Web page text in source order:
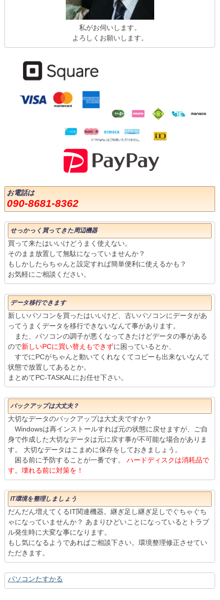
私がお伺いします。
よろしくお願いします。
お電話は
090-8681-8362
せっかっく買ってきた周辺機器
買って来たはいいけどうまく使えない。
そのまま放置して無駄になっていませんか？
もしかしたらちゃんと設定すれば簡単便利に使えるかも？
お気軽にご相談ください。
データ移行できます
新しいパソコンを買ったはいいけど、古いパソコンにデータがあ
ってうまくデータを移行できないなんて事があります。
また、パソコンの調子が悪くなってきたけどデータの事がある
ので新しいPCに買い替えもできずに困っているとか、
すでにPCがちゃんと動いてくれなくてコピーも出来ないなんて
状態で放置してあるとか。
まとめてPC-TASKALにお任せ下さい。
バックアップは大丈夫？
大切なデータのバックアップは大丈夫ですか？
Windowsは再インストールすれば元の状態に戻せますが、ご自
身で作成した大切なデータは元に戻す事が不可能な場合がありま
す。 大切なデータはこまめに保存をしておきましょう。
困る前に予防することが一番です。 ハードディスクは消耗品で
す。壊れる前に対策を！
IT環境を整理しましょう
だんだん増えてくるIT関連機器。継ぎ足し継ぎ足しでぐちゃぐち
ゃになっていませんか？ あまりひどいことになっているとトラブ
ル発生時に大変な事になります。
もし気になるようであればご相談下さい。環境整理修正させてい
ただきます。
パソコンたすかる